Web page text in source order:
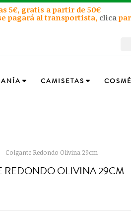
5€, gratis a partir de 50€
pagará al transportista, clica
CAMISETAS
Colgante Redondo Olivina 29cm
REDONDO OLIVINA 29CM